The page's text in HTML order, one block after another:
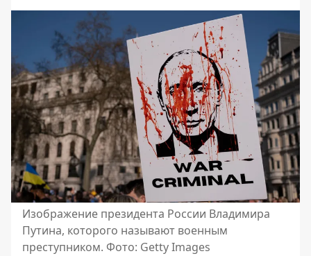
Изображение президента России Владимира
Путина, которого называют военным
преступником. Фото: Getty Images